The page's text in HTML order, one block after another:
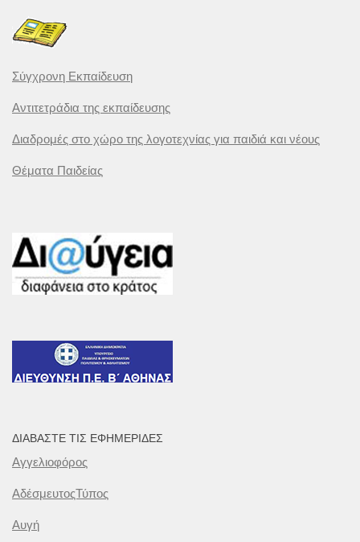
Σύγχρονη Εκπαίδευση
Αντιτετράδια της εκπαίδευσης
Διαδρομές στο χώρο της λογοτεχνίας για παιδιά και νέους
Θέματα Παιδείας
ΔΙΑΒΆΣΤΕ ΤΙΣ ΕΦΗΜΕΡΊΔΕΣ
Αγγελιοφόρος
ΑδέσμευτοςΤύπος
Αυγή